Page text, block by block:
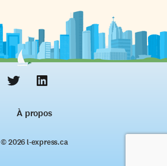
À propos
© 2026 l‑express.ca